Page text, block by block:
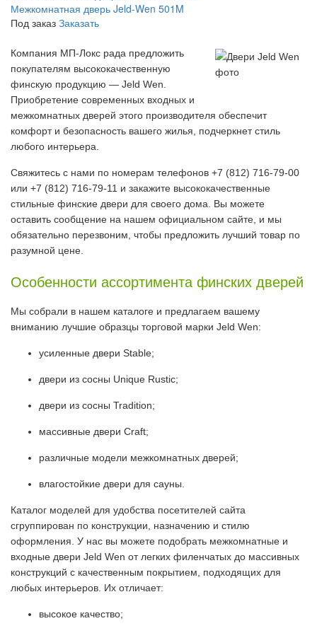
Межкомнатная дверь Jeld-Wen 501M
Под заказ Заказать
Компания МП-Локс рада предложить
покупателям высококачественную
финскую продукцию — Jeld Wen.
Приобретение современных входных и
межкомнатных дверей этого производителя обеспечит
комфорт и безопасность вашего жилья, подчеркнет стиль
любого интерьера.
Свяжитесь с нами по номерам телефонов +7 (812) 716-79-00
или +7 (812) 716-79-11 и закажите высококачественные
стильные финские двери для своего дома. Вы можете
оставить сообщение на нашем официальном сайте, и мы
обязательно перезвоним, чтобы предложить лучший товар по
разумной цене.
Особенности ассортимента финских дверей
Мы собрали в нашем каталоге и предлагаем вашему
вниманию лучшие образцы торговой марки Jeld Wen:
усиленные двери Stable;
двери из сосны Unique Rustic;
двери из сосны Tradition;
массивные двери Craft;
различные модели межкомнатных дверей;
влагостойкие двери для сауны.
Каталог моделей для удобства посетителей сайта
сгруппирован по конструкции, назначению и стилю
оформления. У нас вы можете подобрать межкомнатные и
входные двери Jeld Wen от легких филенчатых до массивных
конструкций с качественным покрытием, подходящих для
любых интерьеров. Их отличает:
высокое качество;